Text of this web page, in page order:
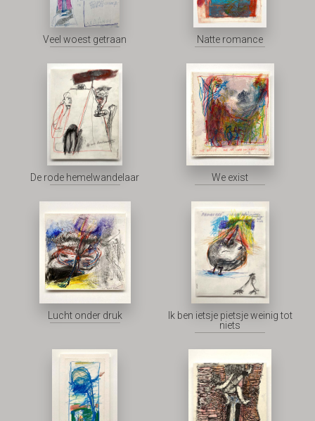
Veel woest getraan Natte romance
De rode hemelwandelaar We exist
Lucht onder druk
Ik ben ietsje pietsje weinig tot
niets